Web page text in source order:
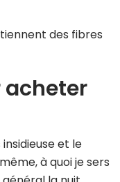
des fibres
acheter
et le
à quoi je sers